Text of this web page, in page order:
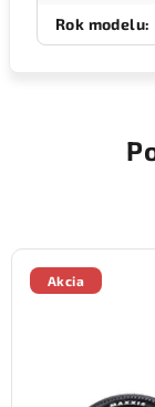
Rok modelu:
Akcia